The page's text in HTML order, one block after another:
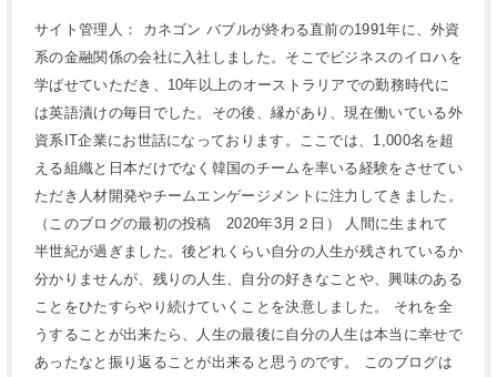
サイト管理人： カネゴン バブルが終わる直前の1991年に、外資
系の金融関係の会社に入社しました。そこでビジネスのイロハを
学ばせていただき、10年以上のオーストラリアでの勤務時代に
は英語漬けの毎日でした。その後、縁があり、現在働いている外
資系IT企業にお世話になっております。ここでは、1,000名を超
える組織と日本だけでなく韓国のチームを率いる経験をさせてい
ただき人材開発やチームエンゲージメントに注力してきました。
（このブログの最初の投稿 2020年3月２日） 人間に生まれて
半世紀が過ぎました。後どれくらい自分の人生が残されているか
分かりませんが、残りの人生、自分の好きなことや、興味のある
ことをひたすらやり続けていくことを決意しました。 それを全
うすることが出来たら、人生の最後に自分の人生は本当に幸せで
あったなと振り返ることが出来ると思うのです。 このブログは